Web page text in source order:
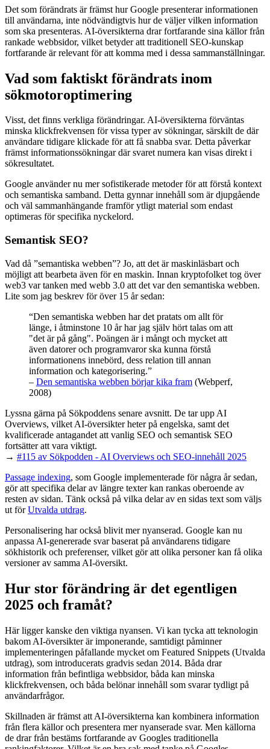
Det som förändrats är främst hur Google presenterar informationen
till användarna, inte nödvändigtvis hur de väljer vilken information
som ska presenteras. AI-översikterna drar fortfarande sina källor från
rankade webbsidor, vilket betyder att traditionell SEO-kunskap
fortfarande är relevant för att komma med i dessa sammanställningar.
Vad som faktiskt förändrats inom
sökmotoroptimering
Visst, det finns verkliga förändringar. AI-översikterna förväntas
minska klickfrekvensen för vissa typer av sökningar, särskilt de där
användare tidigare klickade för att få snabba svar. Detta påverkar
främst informationssökningar där svaret numera kan visas direkt i
sökresultatet.
Google använder nu mer sofistikerade metoder för att förstå kontext
och semantiska samband. Detta gynnar innehåll som är djupgående
och väl sammanhängande framför ytligt material som endast
optimeras för specifika nyckelord.
Semantisk SEO?
Vad då semantiska webben ? Jo, att det är maskinläsbart och
möjligt att bearbeta även för en maskin. Innan kryptofolket tog över
web3 var tanken med webb 3.0 att det var den semantiska webben.
Lite som jag beskrev för över 15 år sedan:
“Den semantiska webben har det pratats om allt för
länge, i åtminstone 10 år har jag själv hört talas om att
"det är på gång". Poängen är i mångt och mycket att
även datorer och programvaror ska kunna förstå
informationens innebörd, dess relation till annan
information och kategorisering.”
– Den semantiska webben börjar kika fram (Webperf,
2008)
Lyssna gärna på Sökpoddens senare avsnitt. De tar upp AI
Overviews, vilket AI-översikter heter på engelska, samt det
kvalificerade antagandet att vanlig SEO och semantisk SEO
fortsätter att vara viktigt.
→ #115 av Sökpodden - AI Overviews och SEO-innehåll 2025
Passage indexing, som Google implementerade för några år sedan,
gör att specifika delar av längre texter kan rankas oberoende av
resten av sidan. Tänk också på vilka delar av en sidas text som väljs
ut förUtvalda utdrag.
Personalisering har också blivit mer nyanserad. Google kan nu
anpassa AI-genererade svar baserat på användarens tidigare
sökhistorik och preferenser, vilket gör att olika personer kan få olika
versioner av samma AI-översikt.
Hur stor förändring är det egentligen
2025 och framåt?
Här ligger kanske den viktiga nyansen. Vi kan tycka att teknologin
bakom AI-översikter är imponerande, samtidigt påminner
implementeringen påfallande mycket om Featured Snippets (Utvalda
utdrag), som introducerats gradvis sedan 2014. Båda drar
information från befintliga webbsidor, båda kan minska
klickfrekvensen, och båda belönar innehåll som svarar tydligt på
användarfrågor.
Skillnaden är främst att AI-översikterna kan kombinera information
från flera källor och presentera mer nyanserade svar. Men källorna
de drar från bestäms fortfarande av Googles traditionella